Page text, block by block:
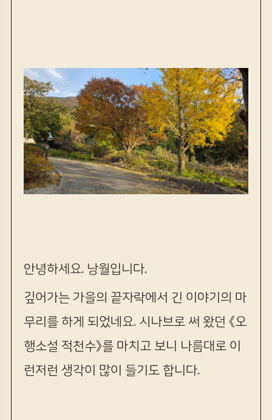
안녕하세요. 낭월입니다.
깊어가는 가을의 끝자락에서 긴 이야기의 마
무리를 하게 되었네요. 시나브로 써 왔던 《오
행소설 적천수》를 마치고 보니 나름대로 이
런저런 생각이 많이 들기도 합니다.